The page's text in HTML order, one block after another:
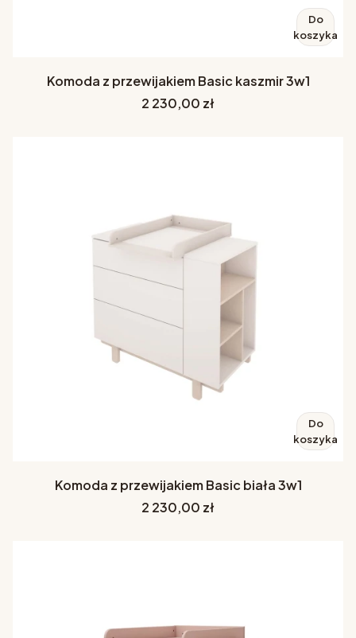
Do
koszyka
Komoda z przewijakiem Basic kaszmir 3w1
Cena
2 230,00 zł
Do
koszyka
Komoda z przewijakiem Basic biała 3w1
Cena
2 230,00 zł